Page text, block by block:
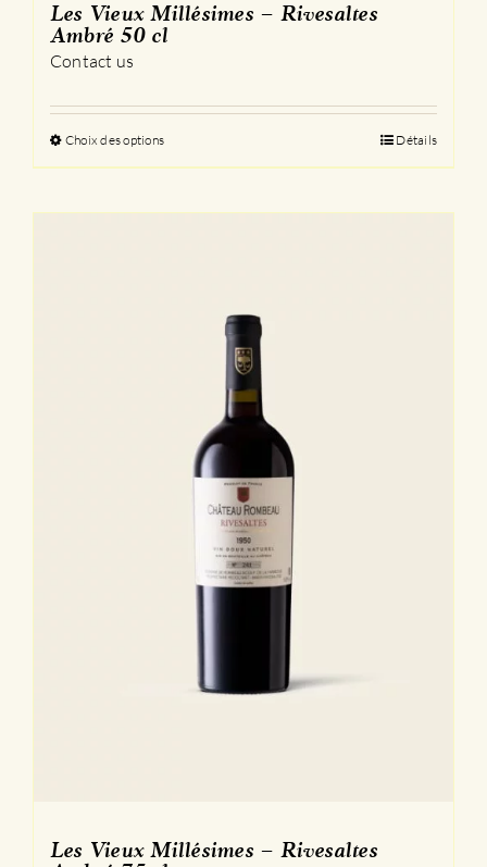
Les Vieux Millésimes – Rivesaltes
Ambré 50 cl
Contact us
Choix des optionsCe
produit
peuvent
choisies
page
produit
Détails
Les Vieux Millésimes – Rivesaltes